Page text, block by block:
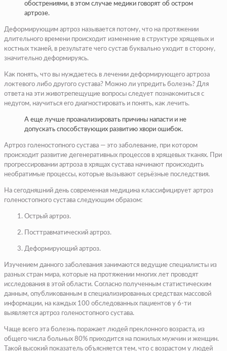
обострениями, в этом случае медики говорят об остром
артрозе.
Деформирующим артроз называется потому, что на протяжении
длительного времени происходит изменение в структуре хрящевых и
костных тканей, в результате чего сустав буквально уходит в сторону,
значительно деформируясь.
Как понять, что вы нуждаетесь в лечении деформирующего артроза
локтевого либо другого сустава? Можно ли упредить болезнь? Для
ответа на эти животрепещущие вопросы следует познакомиться с
недугом, научиться его диагностировать и понять, как лечить.
А еще лучше проанализировать причины напасти и не
допускать способствующих развитию хвори ошибок.
Артроз голеностопного сустава — это заболевание, при котором
происходит развитие дегенеративных процессов в хрящевых тканях. При
прогрессировании артроза в хрящах сустава начинают происходить
необратимые процессы, которые вызывают серьёзные последствия.
На сегодняшний день современная медицина классифицирует артроз
голеностопного сустава следующим образом:
Острый артроз.
Посттравматический артроз.
Деформирующий артроз.
Изучением данного заболевания занимаются ведущие специалисты из
разных стран мира, которые на протяжении многих лет проводят
исследования в этой области. Согласно полученным статистическим
данным, опубликованным в специализированных средствах массовой
информации, на каждых 100 обследованных пациентов у 6-ти
выявляется артроз голеностопного сустава.
Чаще всего эта болезнь поражает людей преклонного возраста, из
общего числа больных 80% приходится на пожилых мужчин и женщин.
Такой высокий показатель объясняется тем, что с возрастом у людей